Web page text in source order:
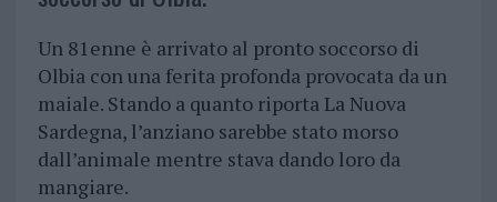
Un 81enne è arrivato al pronto soccorso di
Olbia con una ferita profonda provocata da un
maiale. Stando a quanto riporta La Nuova
Sardegna, l’anziano sarebbe stato morso
dall’animale mentre stava dando loro da
mangiare.